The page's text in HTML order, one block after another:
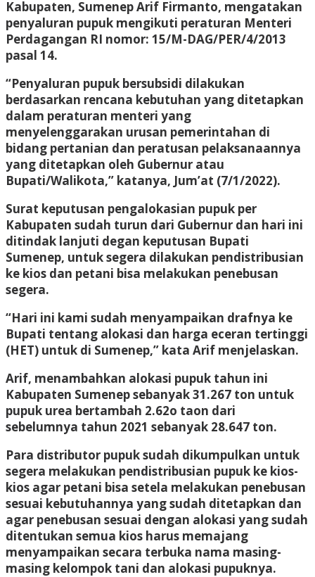
Kabupaten, Sumenep Arif Firmanto, mengatakan
penyaluran pupuk mengikuti peraturan Menteri
Perdagangan RI nomor: 15/M-DAG/PER/4/2013
pasal 14.
“Penyaluran pupuk bersubsidi dilakukan
berdasarkan rencana kebutuhan yang ditetapkan
dalam peraturan menteri yang
menyelenggarakan urusan pemerintahan di
bidang pertanian dan peratusan pelaksanaannya
yang ditetapkan oleh Gubernur atau
Bupati/Walikota,” katanya, Jum’at (7/1/2022).
Surat keputusan pengalokasian pupuk per
Kabupaten sudah turun dari Gubernur dan hari ini
ditindak lanjuti degan keputusan Bupati
Sumenep, untuk segera dilakukan pendistribusian
ke kios dan petani bisa melakukan penebusan
segera.
“Hari ini kami sudah menyampaikan drafnya ke
Bupati tentang alokasi dan harga eceran tertinggi
(HET) untuk di Sumenep,” kata Arif menjelaskan.
Arif, menambahkan alokasi pupuk tahun ini
Kabupaten Sumenep sebanyak 31.267 ton untuk
pupuk urea bertambah 2.62o taon dari
sebelumnya tahun 2021 sebanyak 28.647 ton.
Para distributor pupuk sudah dikumpulkan untuk
segera melakukan pendistribusian pupuk ke kios-
kios agar petani bisa setela melakukan penebusan
sesuai kebutuhannya yang sudah ditetapkan dan
agar penebusan sesuai dengan alokasi yang sudah
ditentukan semua kios harus memajang
menyampaikan secara terbuka nama masing-
masing kelompok tani dan alokasi pupuknya.